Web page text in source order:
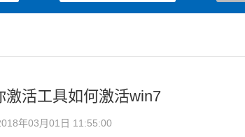
活工具如何激活win7
年03月01日 11:55:00